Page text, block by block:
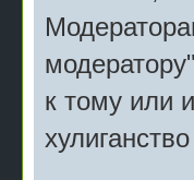
к тому или